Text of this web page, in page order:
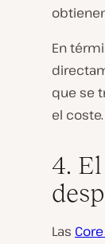
En
que se
el coste.
4.
Las